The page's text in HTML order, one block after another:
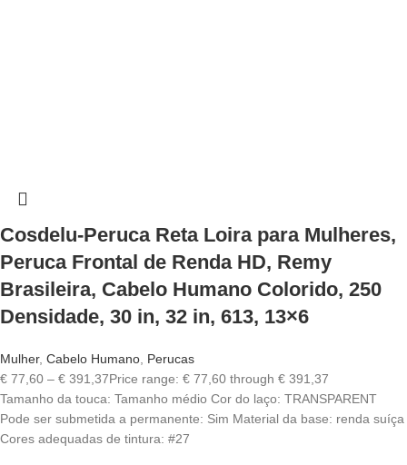
Cosdelu-Peruca Reta Loira para Mulheres,
Peruca Frontal de Renda HD, Remy
Brasileira, Cabelo Humano Colorido, 250
Densidade, 30 in, 32 in, 613, 13×6
Mulher, Cabelo Humano, Perucas
€ 77,60 – € 391,37Price range: € 77,60 through € 391,37
Tamanho da touca: Tamanho médio Cor do laço: TRANSPARENT
Pode ser submetida a permanente: Sim Material da base: renda suíça
Cores adequadas de tintura: #27